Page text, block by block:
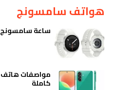
هواتف سامسونج
ساعة سامسونج Galaxy Watch 9 الذكية
كاملة